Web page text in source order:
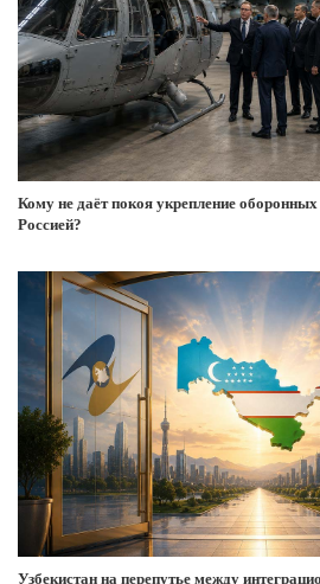
Кому не даёт покоя укрепление оборонных
Россией?
Узбекистан на перепутье между